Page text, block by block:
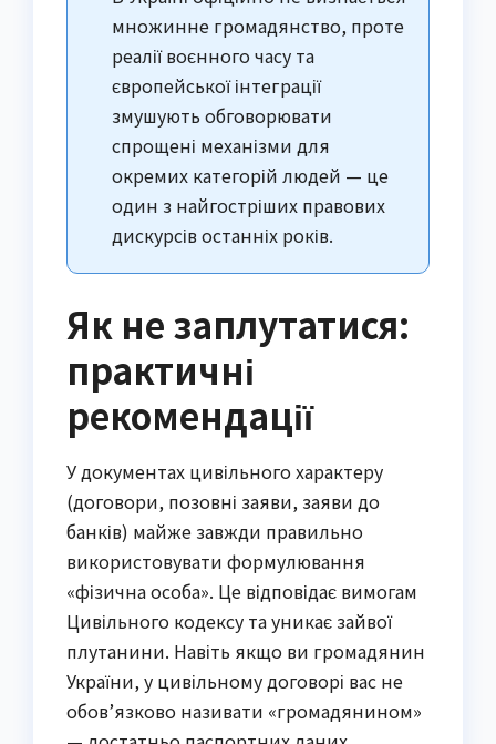
множинне громадянство, проте
реалії воєнного часу та
європейської інтеграції
змушують обговорювати
спрощені механізми для
окремих категорій людей — це
один з найгостріших правових
дискурсів останніх років.
Як не заплутатися:
практичні
рекомендації
У документах цивільного характеру
(договори, позовні заяви, заяви до
банків) майже завжди правильно
використовувати формулювання
«фізична особа». Це відповідає вимогам
Цивільного кодексу та уникає зайвої
плутанини. Навіть якщо ви громадянин
України, у цивільному договорі вас не
обов’язково називати «громадянином»